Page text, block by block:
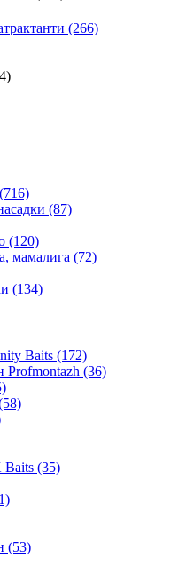
(266)
(87)
(120)
мамалига (72)
(134)
Baits (172)
Profmontazh (36)
(35)
(53)